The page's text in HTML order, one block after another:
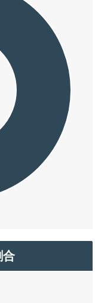
合